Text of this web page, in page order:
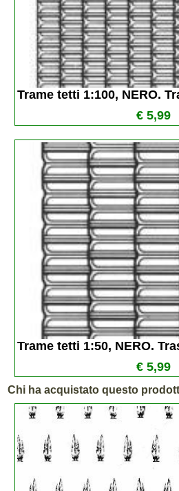
Trame tetti 1:100, NERO.
€ 5,99
Trame tetti 1:50, NERO.
€ 5,99
Chi ha acquistato questo